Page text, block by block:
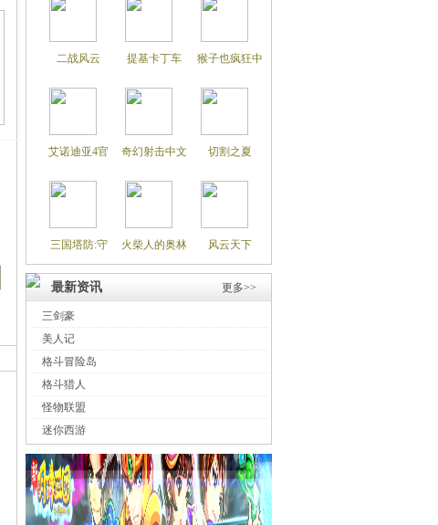
二战风云 提基卡丁车 猴子也疯狂中
艾诺迪亚4官 奇幻射击中文 切割之夏
三国塔防:守 火柴人的奥林 风云天下
最新资讯 更多>>
三剑豪
美人记
格斗冒险岛
格斗猎人
怪物联盟
迷你西游